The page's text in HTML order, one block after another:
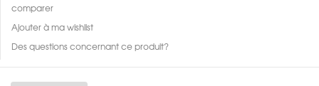
comparer
Ajouter à ma wishlist
Des questions concernant ce produit?